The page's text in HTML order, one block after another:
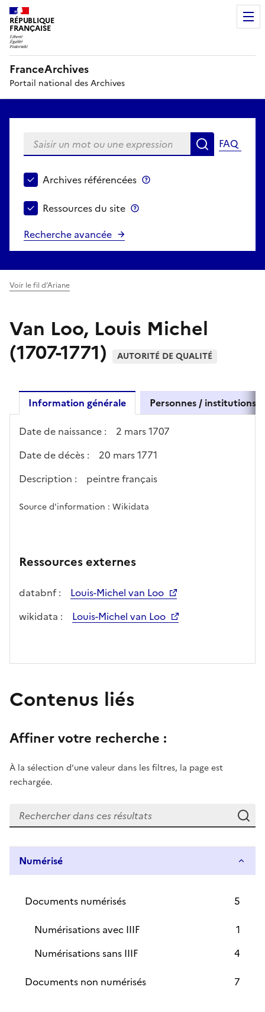
RÉPUBLIQUE
FRANÇAISE
FranceArchives
Portail national des Archives
Saisir un mot ou une expression Rechercher
FAQ
Choisir le périmètre de recherche
Archives référencées
Ressources du site
Recherche avancée
Voir le fil d’Ariane
Van Loo, Louis Michel
(1707-1771)
AUTORITÉ DE QUALITÉ
Information générale
Personnes / institutions
Date de naissance :
2 mars 1707
Date de décès :
20 mars 1771
Description :
peintre français
Source d'information : Wikidata
Ressources externes
databnf :
Louis-Michel van Loo
wikidata :
Louis-Michel van Loo
Contenus liés
Affiner votre recherche :
À la sélection d’une valeur dans les filtres, la page est
rechargée.
Numérisé
Documents numérisés
5
Numérisations avec IIIF
1
Numérisations sans IIIF
4
Documents non numérisés
7